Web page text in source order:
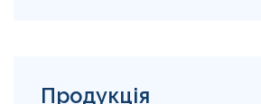
Продукція